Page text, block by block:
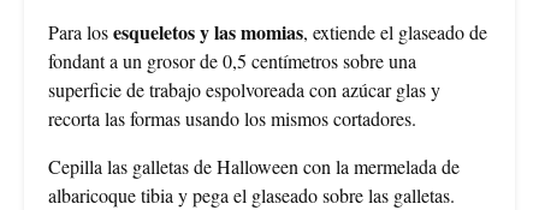
Para losesqueletos y las momias, extiende el glaseado de
fondant a un grosor de 0,5 centímetros sobre una
superficie de trabajo espolvoreada con azúcar glas y
recorta las formas usando los mismos cortadores.
Cepilla las galletas de Halloween con la mermelada de
albaricoque tibia y pega el glaseado sobre las galletas.